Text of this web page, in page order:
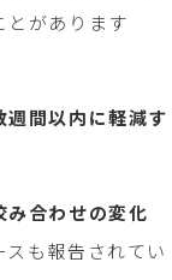
とがあります
間以内に軽減す
み合わせの変化
スも報告されてい